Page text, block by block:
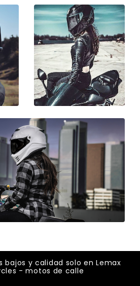
bajos y calidad solo en Lemax
- motos de calle